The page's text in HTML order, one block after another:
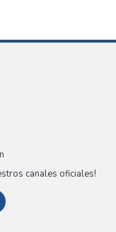
canales oficiales!